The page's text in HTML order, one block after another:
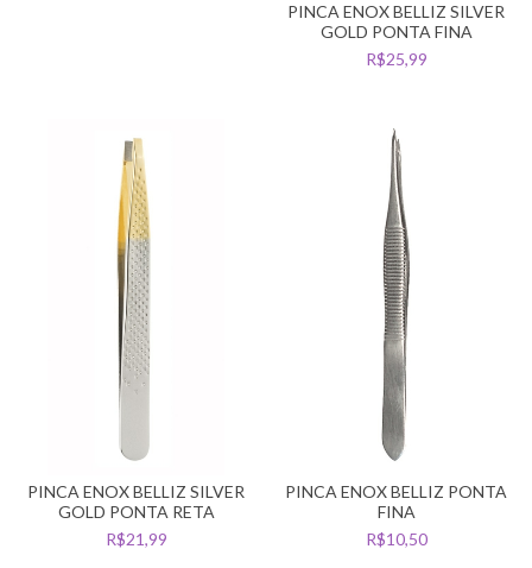
PINCA ENOX BELLIZ SILVER
GOLD PONTA FINA
R$25,99
PINCA ENOX BELLIZ SILVER
GOLD PONTA RETA
R$21,99
PINCA ENOX BELLIZ PONTA
FINA
R$10,50